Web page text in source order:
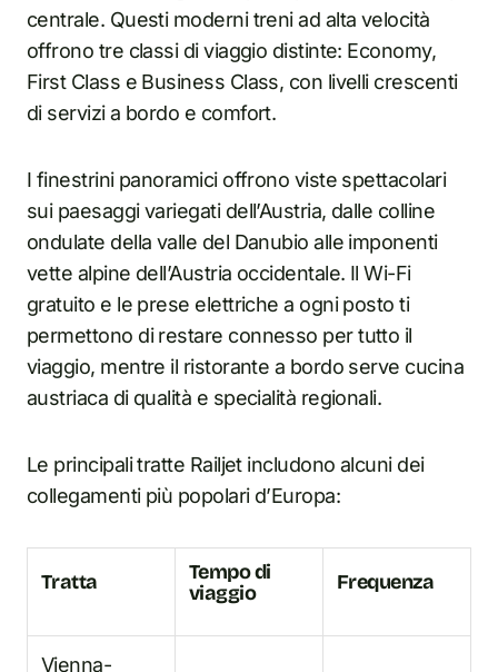
centrale. Questi moderni treni ad alta velocità
offrono tre classi di viaggio distinte: Economy,
First Class e Business Class, con livelli crescenti
di servizi a bordo e comfort.
I finestrini panoramici offrono viste spettacolari
sui paesaggi variegati dell’Austria, dalle colline
ondulate della valle del Danubio alle imponenti
vette alpine dell’Austria occidentale. Il Wi-Fi
gratuito e le prese elettriche a ogni posto ti
permettono di restare connesso per tutto il
viaggio, mentre il ristorante a bordo serve cucina
austriaca di qualità e specialità regionali.
Le principali tratte Railjet includono alcuni dei
collegamenti più popolari d’Europa:
Tratta
Tempo di
viaggio
Frequenza
Vienna-